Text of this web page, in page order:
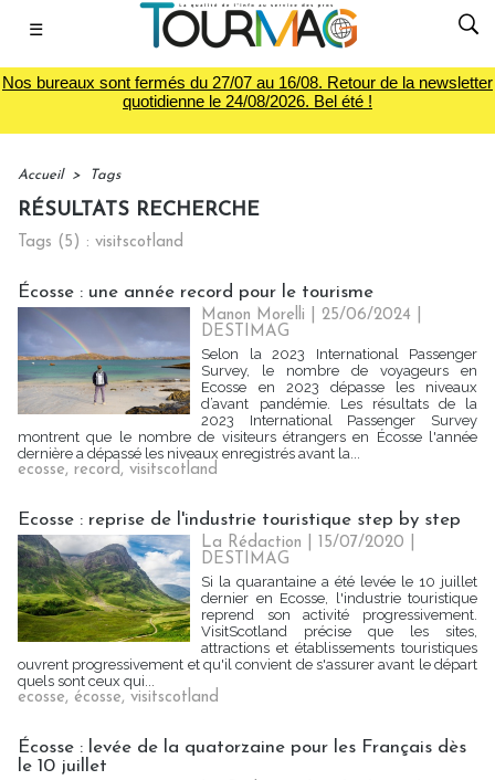
☰
Nos bureaux sont fermés du 27/07 au 16/08. Retour de la newsletter
quotidienne le 24/08/2026. Bel été !
Accueil > Tags
RÉSULTATS RECHERCHE
Tags (5) : visitscotland
Écosse : une année record pour le tourisme
Manon Morelli | 25/06/2024
DESTIMAG
Selon la 2023 International Passenger
Survey, le nombre de voyageurs en
Ecosse en 2023 dépasse les niveaux
d’avant pandémie. Les résultats de la
2023 International Passenger Survey
montrent que le nombre de visiteurs étrangers en Écosse l'année
dernière a dépassé les niveaux enregistrés avant la...
ecosse, record, visitscotland
Ecosse : reprise de l'industrie touristique step by step
La Rédaction | 15/07/2020
DESTIMAG
Si la quarantaine a été levée le 10 juillet
dernier en Ecosse, l'industrie touristique
reprend son activité progressivement.
VisitScotland précise que les sites,
attractions et établissements touristiques
ouvrent progressivement et qu'il convient de s'assurer avant le départ
quels sont ceux qui...
ecosse, écosse, visitscotland
Écosse : levée de la quatorzaine pour les Français dès
le 10 juillet